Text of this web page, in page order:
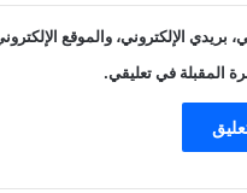
الإلكتروني، والموقع
المقبلة في تعليقي.